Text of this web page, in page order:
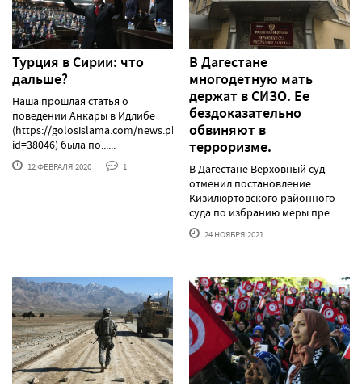
Турция в Сирии: что
дальше?
Наша прошлая статья о
поведении Анкары в Идлибе
(https://golosislama.com/news.php?
id=38046) была по......
12 ФЕВРАЛЯ'2020 1
В Дагестане
многодетную мать
держат в СИЗО. Ее
бездоказательно
обвиняют в
терроризме.
В Дагестане Верховный суд
отменил постановление
Кизилюртовского районного
суда по избранию меры пре......
24 НОЯБРЯ'2021